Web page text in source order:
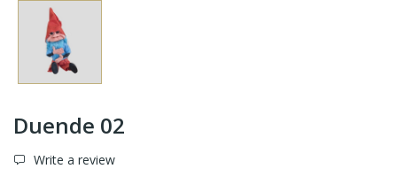
Duende 02
Write a review